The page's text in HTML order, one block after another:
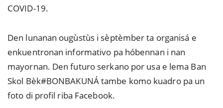
COVID-19.
Den lunanan ougùstùs i sèptèmber ta organisá e
enkuentronan informativo pa hóbennan i nan
mayornan. Den futuro serkano por usa e lema Ban
Skol Bèk#BONBAKUNÁ tambe komo kuadro pa un
foto di profil riba Facebook.